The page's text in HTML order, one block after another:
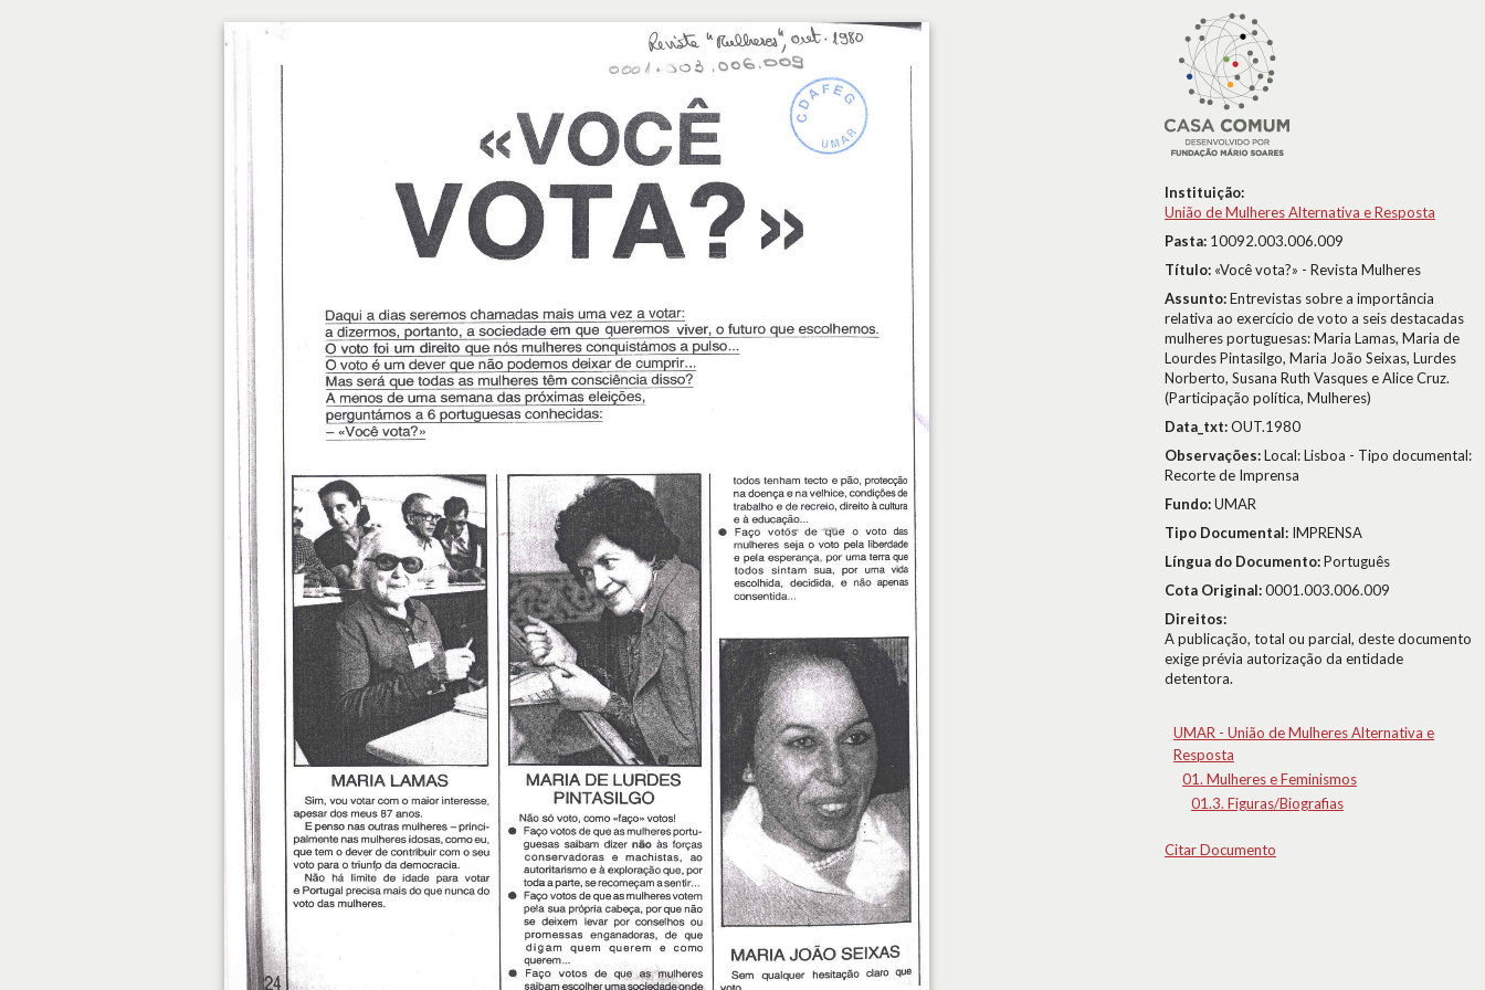
Instituição:
União de Mulheres Alternativa e Resposta
Pasta: 10092.003.006.009
Título: «Você vota?» - Revista Mulheres
Assunto:Entrevistas sobre a importância
relativa ao exercício de voto a seis destacadas
mulheres portuguesas: Maria Lamas, Maria de
Lourdes Pintasilgo, Maria João Seixas, Lurdes
Norberto, Susana Ruth Vasques e Alice Cruz.
(Participação política, Mulheres)
Data_txt:OUT.1980
Observações:Local: Lisboa - Tipo documental:
Recorte de Imprensa
Fundo:UMAR
Tipo Documental: IMPRENSA
Língua do Documento:Português
Cota Original:0001.003.006.009
Direitos:
A publicação, total ou parcial, deste documento
exige prévia autorização da entidade
detentora.
UMAR - União de Mulheres Alternativa e
Resposta
01. Mulheres e Feminismos
01.3. Figuras/Biografias
Citar Documento